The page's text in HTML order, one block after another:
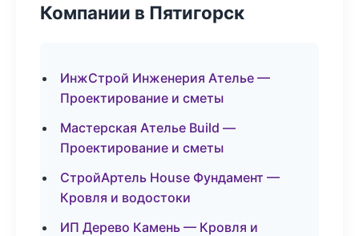
Компании в Пятигорск
ИнжСтрой Инженерия Ателье —
Проектирование и сметы
Мастерская Ателье Build —
Проектирование и сметы
СтройАртель House Фундамент —
Кровля и водостоки
ИП Дерево Камень — Кровля и